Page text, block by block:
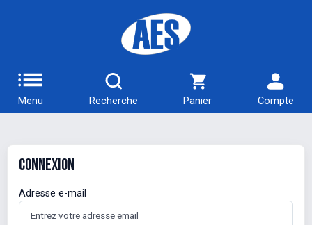
Menu Recherche Panier Compte
Connexion
Adresse e-mail